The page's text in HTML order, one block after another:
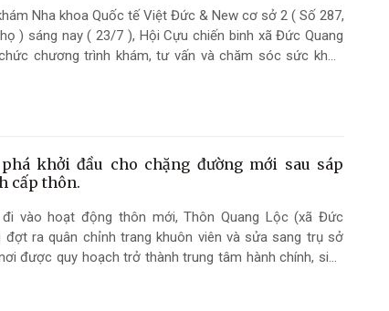
Nha khoa Quốc tế Việt Đức & New cơ sở 2 ( Số 287,
) sáng nay ( 23/7 ), Hội Cựu chiến binh xã Đức Quang
chương trình khám, tư vấn và chăm sóc sức khỏe
khởi đầu cho chặng đường mới sau sáp
cấp thôn.
vào hoạt động thôn mới, Thôn Quang Lộc (xã Đức
đợt ra quân chỉnh trang khuôn viên và sửa sang trụ sở
được quy hoạch trở thành trung tâm hành chính, sinh